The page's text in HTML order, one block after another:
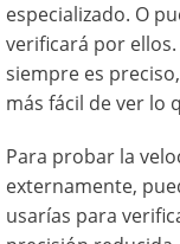
especializado. O
verificará por
siempre es
más fácil de ver lo
Para probar la
externamente,
usarías para